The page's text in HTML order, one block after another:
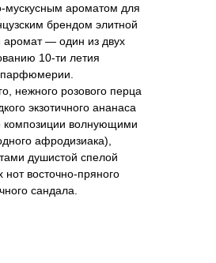
ароматом для
брендом элитной
— один из двух
10-ти летия
парфюмерии.
нежного розового перца
экзотичного ананаса
композиции волнующими
афродизиака),
душистой спелой
восточно-пряного
сандала.